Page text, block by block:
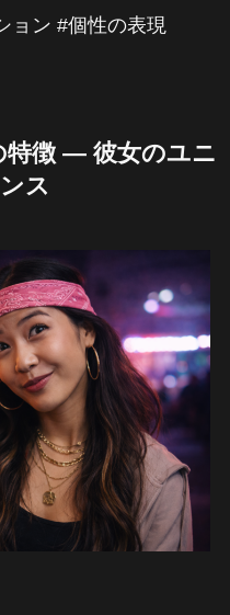
ョン #個性の表現
特徴 — 彼女のユニ
ス